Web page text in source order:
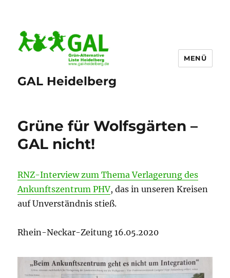
GAL Heidelberg
MENÜ
Grüne für Wolfsgärten –
GAL nicht!
RNZ-Interview zum Thema Verlagerung des
Ankunftszentrum PHV, das in unseren Kreisen
auf Unverständnis stieß.
Rhein-Neckar-Zeitung 16.05.2020